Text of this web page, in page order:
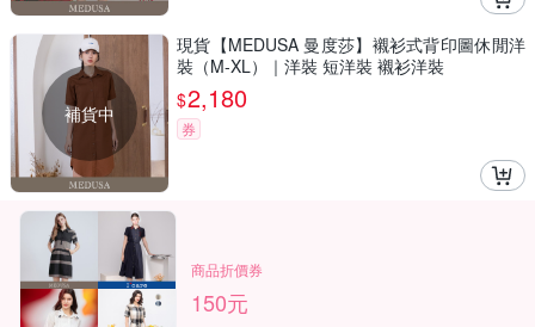
補貨中
現貨【MEDUSA 曼度莎】襯衫式背印圖休閒洋
裝（M-XL）｜洋裝 短洋裝 襯衫洋裝
$2,180
券
商品折價券
150元